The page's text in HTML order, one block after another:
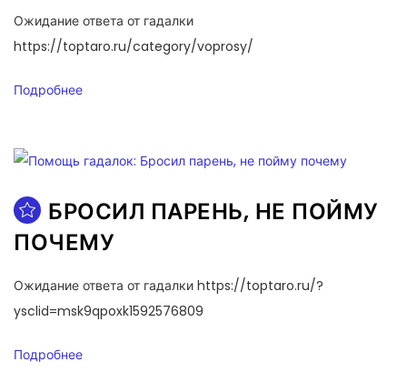
Ожидание ответа от гадалки
https://toptaro.ru/category/voprosy/
Подробнее
БРОСИЛ ПАРЕНЬ, НЕ ПОЙМУ
ПОЧЕМУ
Ожидание ответа от гадалки https://toptaro.ru/?
ysclid=msk9qpoxk1592576809
Подробнее